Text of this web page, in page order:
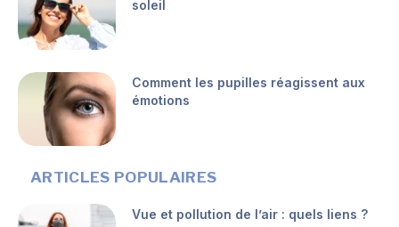
soleil
Comment les pupilles réagissent aux
émotions
ARTICLES POPULAIRES
Vue et pollution de l’air : quels liens ?